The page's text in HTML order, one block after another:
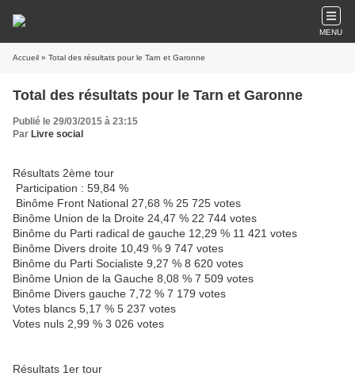
MENU
Accueil » Total des résultats pour le Tarn et Garonne
Total des résultats pour le Tarn et Garonne
Publié le 29/03/2015 à 23:15
Par Livre social
Résultats 2ème tour
Participation : 59,84 %
Binôme Front National 27,68 % 25 725 votes
Binôme Union de la Droite 24,47 % 22 744 votes
Binôme du Parti radical de gauche 12,29 % 11 421 votes
Binôme Divers droite 10,49 % 9 747 votes
Binôme du Parti Socialiste 9,27 % 8 620 votes
Binôme Union de la Gauche 8,08 % 7 509 votes
Binôme Divers gauche 7,72 % 7 179 votes
Votes blancs 5,17 % 5 237 votes
Votes nuls 2,99 % 3 026 votes
Résultats 1er tour